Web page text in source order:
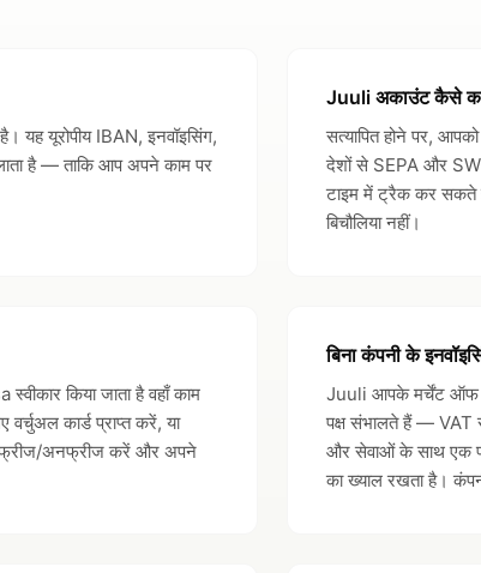
यह यूरोपीय IBAN, इनवॉइसिंग,
है — ताकि आप अपने काम पर
Juuli अकाउंट कैसे
सत्यापित होने पर,
देशों से SEPA और
टाइम में ट्रैक कर सकते
बिचौलिया नहीं।
किया जाता है वहाँ काम
कार्ड प्राप्त करें, या
फ्रीज/अनफ्रीज करें और अपने
बिना कंपनी के
Juuli आपके मर्चेंट ऑफ
पक्ष संभालते हैं —
और सेवाओं के साथ एक
का ख्याल रखता है।